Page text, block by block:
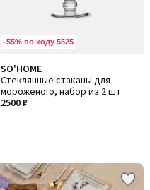
-55% по коду 5525
SO'HOME
Стеклянные стаканы для
мороженого, набор из 2 шт
2500 ₽